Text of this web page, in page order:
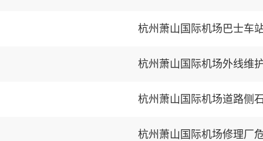
杭州萧山国际机场巴士车
杭州萧山国际机场外线维
杭州萧山国际机场道路侧
杭州萧山国际机场修理厂